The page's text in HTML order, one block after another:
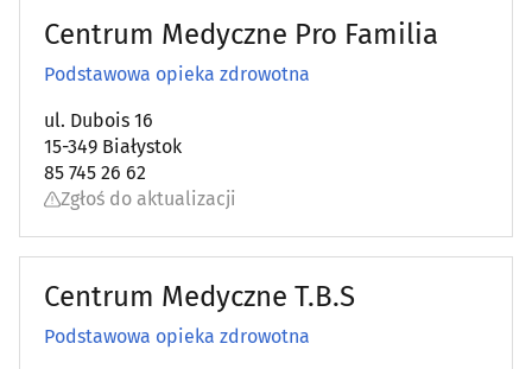
Centrum Medyczne Pro Familia
Podstawowa opieka zdrowotna
ul. Dubois 16
15-349 Białystok
85 745 26 62
Zgłoś do aktualizacji
Centrum Medyczne T.B.S
Podstawowa opieka zdrowotna